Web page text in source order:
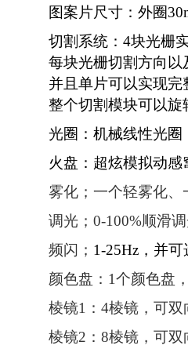
图案片尺寸：外圈
切割系统： 4块光栅
每块光栅切割方向
并且单片可以实现完
整个切割模块可以旋
光圈：机械线性光圈
火盘：超炫模拟动
雾化；一个轻雾化、
调光；0-100%顺滑
频闪； 1-25Hz，并
颜色盘：1个颜色盘
棱镜1：4棱镜，可双
棱镜2：8棱镜，可双